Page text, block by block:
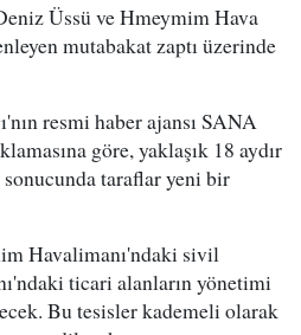
Üssü ve Hmeymim Hava
mutabakat zaptı üzerinde
resmi haber ajansı SANA
göre, yaklaşık 18 aydır
taraflar yeni bir
Havalimanı'ndaki sivil
ticari alanların yönetimi
Bu tesisler kademeli olarak